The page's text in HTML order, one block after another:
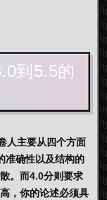
到5.5的
人主要从四个方面
准确性以及结构的
。而4.0分则要求
，你的论述必须具